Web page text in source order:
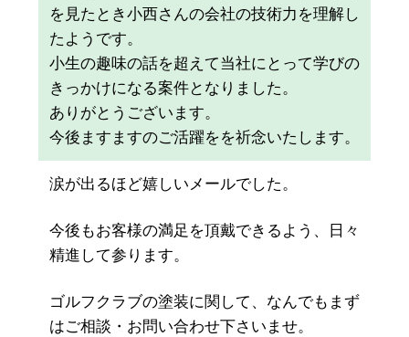
を見たとき小西さんの会社の技術力を理解し
たようです。
小生の趣味の話を超えて当社にとって学びの
きっかけになる案件となりました。
ありがとうございます。
今後ますますのご活躍をを祈念いたします。
涙が出るほど嬉しいメールでした。
今後もお客様の満足を頂戴できるよう、日々
精進して参ります。
ゴルフクラブの塗装に関して、なんでもまず
はご相談・お問い合わせ下さいませ。